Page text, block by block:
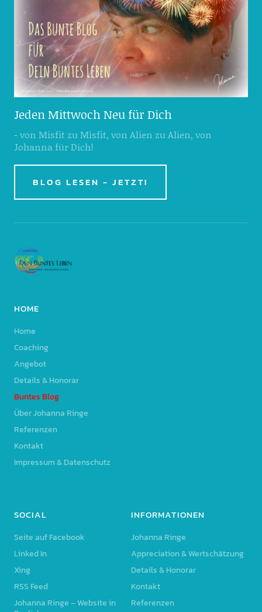
Jeden Mittwoch Neu für Dich
- von Misfit zu Misfit, von Alien zu Alien, von
Johanna für Dich!
BLOG LESEN - JETZT!
HOME
Home
Coaching
Angebot
Details & Honorar
Buntes Blog
Über Johanna Ringe
Referenzen
Kontakt
Impressum & Datenschutz
SOCIAL
Seite auf Facebook
Linked In
Xing
RSS Feed
Johanna Ringe – Website in
INFORMATIONEN
Johanna Ringe
Appreciation & Wertschätzung
Details & Honorar
Kontakt
Referenzen